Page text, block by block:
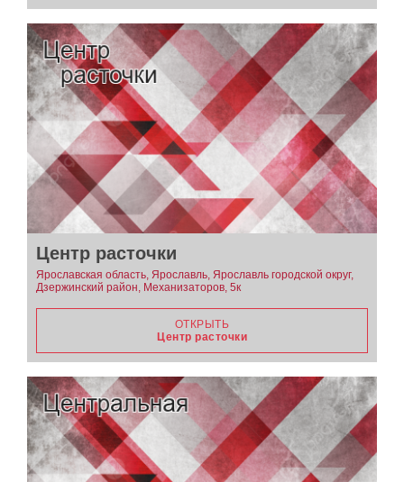
Центр расточки
Ярославская область, Ярославль, Ярославль городской округ,
Дзержинский район, Механизаторов, 5к
ОТКРЫТЬ
Центр расточки